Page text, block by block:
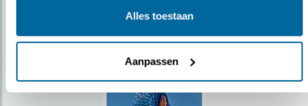
Alles toestaan
Aanpassen